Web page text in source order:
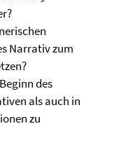
Narrativ zum
des
als auch in
zu